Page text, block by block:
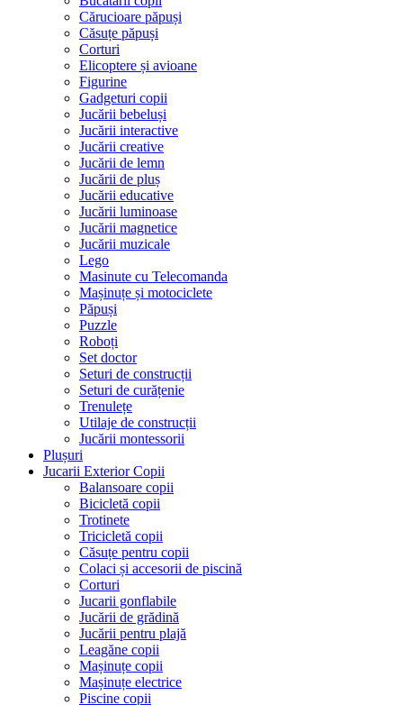
Cărucioare păpuși
Căsuțe păpuși
Corturi
Elicoptere și avioane
Figurine
Gadgeturi copii
Jucării bebeluși
Jucării interactive
Jucării creative
Jucării de lemn
Jucării de pluș
Jucării educative
Jucării luminoase
Jucării magnetice
Jucării muzicale
Lego
Masinute cu Telecomanda
Mașinuțe și motociclete
Păpuși
Puzzle
Roboți
Set doctor
Seturi de construcții
Seturi de curățenie
Trenulețe
Utilaje de construcții
Jucării montessorii
Plușuri
Jucarii Exterior Copii
Balansoare copii
Bicicletă copii
Trotinete
Tricicletă copii
Căsuțe pentru copii
Colaci și accesorii de piscină
Corturi
Jucarii gonflabile
Jucării de grădină
Jucării pentru plajă
Leagăne copii
Mașinuțe copii
Mașinuțe electrice
Piscine copii